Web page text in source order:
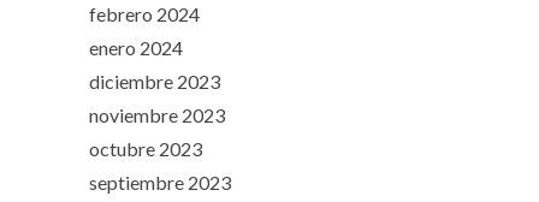
febrero 2024
enero 2024
diciembre 2023
noviembre 2023
octubre 2023
septiembre 2023